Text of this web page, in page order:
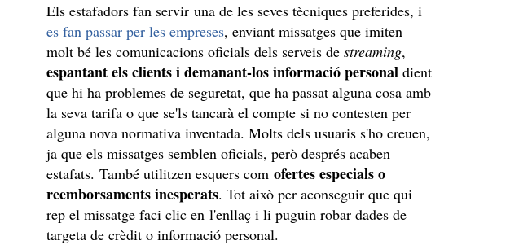
Els estafadors fan servir una de les seves tècniques preferides, i
es fan passar per les empreses, enviant missatges que imiten
molt bé les comunicacions oficials dels serveis destreaming,
espantant els clients i demanant-los informació personal dient
que hi ha problemes de seguretat, que ha passat alguna cosa amb
la seva tarifa o que se'ls tancarà el compte si no contesten per
alguna nova normativa inventada. Molts dels usuaris s'ho creuen,
ja que els missatges semblen oficials, però després acaben
estafats. També utilitzen esquers comofertes especials o
reemborsaments inesperats. Tot això per aconseguir que qui
rep el missatge faci clic en l'enllaç i li puguin robar dades de
targeta de crèdit o informació personal.